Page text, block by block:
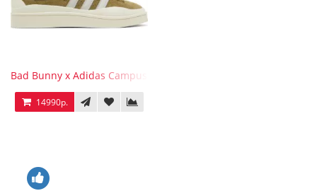
Bad Bunny x Adidas Campus Wild Moss
14990р.